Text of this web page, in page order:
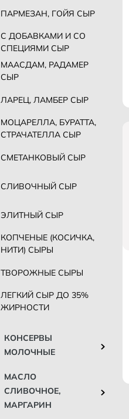
ПАРМЕЗАН, ГОЙЯ СЫР
С ДОБАВКАМИ И СО
СПЕЦИЯМИ СЫР
МААСДАМ, РАДАМЕР
СЫР
ЛАРЕЦ, ЛАМБЕР СЫР
МОЦАРЕЛЛА, БУРАТТА,
СТРАЧАТЕЛЛА СЫР
СМЕТАНКОВЫЙ СЫР
СЛИВОЧНЫЙ СЫР
ЭЛИТНЫЙ СЫР
КОПЧЕНЫЕ (КОСИЧКА,
НИТИ) СЫРЫ
ТВОРОЖНЫЕ СЫРЫ
ЛЕГКИЙ СЫР ДО 35%
ЖИРНОСТИ
КОНСЕРВЫ
МОЛОЧНЫЕ
МАСЛО
СЛИВОЧНОЕ,
МАРГАРИН